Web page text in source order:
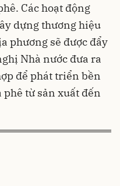
Các hoạt động
dựng thương hiệu
phương sẽ được đẩy
Nhà nước đưa ra
để phát triển bền
từ sản xuất đến